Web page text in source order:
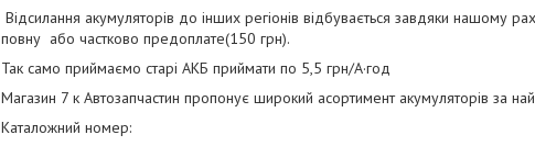
Відсилання акумуляторів до інших регіонів відбувається завдяки нашому
повну або частково предоплате(150 грн).
Так само приймаємо старі АКБ приймати по 5,5 грн/А·год
Магазин 7 к Автозапчастин пропонує широкий асортимент акумуляторів за
Каталожний номер: